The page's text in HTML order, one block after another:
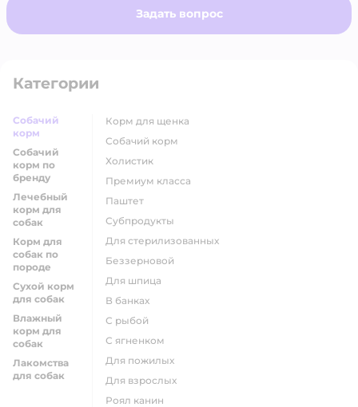
Задать вопрос
Категории
Собачий
корм
Собачий
корм по
бренду
Лечебный
корм для
собак
Корм для
собак по
породе
Сухой корм
для собак
Влажный
корм для
собак
Лакомства
для собак
корм для щенка
собачий корм
холистик
премиум класса
паштет
субпродукты
для стерилизованных
беззерновой
для шпица
в банках
с рыбой
с ягненком
для пожилых
для взрослых
роял канин